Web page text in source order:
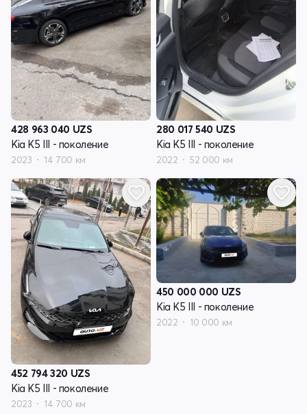
428 963 040 UZS
Kia K5 III - поколение
2023 14 700 км
280 017 540 UZS
Kia K5 III - поколение
2022 52 000 км
452 794 320 UZS
Kia K5 III - поколение
2023 14 700 км
450 000 000 UZS
Kia K5 III - поколение
2022 10 000 км